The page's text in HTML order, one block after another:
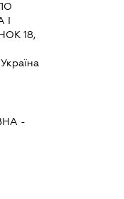
І
18,
Україна
-